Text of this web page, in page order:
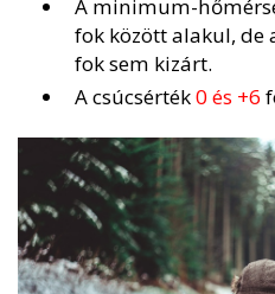
A minimum-
fok között alakul, de
fok sem kizárt.
A csúcsérték0 és +6